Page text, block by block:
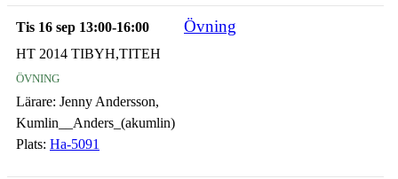
Tis 16 sep 13:00-16:00 Övning
HT 2014 TIBYH,TITEH
övning
Lärare: Jenny Andersson,
Kumlin__Anders_(akumlin)
Plats: Ha-5091